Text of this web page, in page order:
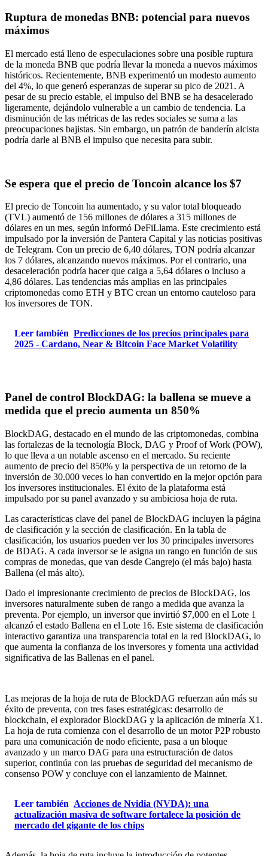
Ruptura de monedas BNB: potencial para nuevos
máximos
El mercado está lleno de especulaciones sobre una posible ruptura
de la moneda BNB que podría llevar la moneda a nuevos máximos
históricos. Recientemente, BNB experimentó un modesto aumento
del 4%, lo que generó esperanzas de superar su pico de 2021. A
pesar de su precio estable, el impulso del BNB se ha desacelerado
ligeramente, dejándolo vulnerable a un cambio de tendencia. La
disminución de las métricas de las redes sociales se suma a las
preocupaciones bajistas. Sin embargo, un patrón de banderín alcista
podría darle al BNB el impulso que necesita para subir.
Se espera que el precio de Toncoin alcance los $7
El precio de Toncoin ha aumentado, y su valor total bloqueado
(TVL) aumentó de 156 millones de dólares a 315 millones de
dólares en un mes, según informó DeFiLlama. Este crecimiento está
impulsado por la inversión de Pantera Capital y las noticias positivas
de Telegram. Con un precio de 6,40 dólares, TON podría alcanzar
los 7 dólares, alcanzando nuevos máximos. Por el contrario, una
desaceleración podría hacer que caiga a 5,64 dólares o incluso a
4,86 ​​dólares. Las tendencias más amplias en las principales
criptomonedas como ETH y BTC crean un entorno cauteloso para
los inversores de TON.
Leer también Predicciones de los precios principales para
2025 - Cardano, Near & Bitcoin Face Market Volatility
Panel de control BlockDAG: la ballena se mueve a
medida que el precio aumenta un 850%
BlockDAG, destacado en el mundo de las criptomonedas, combina
las fortalezas de la tecnología Block, DAG y Proof of Work (POW),
lo que lleva a un notable ascenso en el mercado. Su reciente
aumento de precio del 850% y la perspectiva de un retorno de la
inversión de 30.000 veces lo han convertido en la mejor opción para
los inversores institucionales. El éxito de la plataforma está
impulsado por su panel avanzado y su ambiciosa hoja de ruta.
Las características clave del panel de BlockDAG incluyen la página
de clasificación y la sección de clasificación. En la tabla de
clasificación, los usuarios pueden ver los 30 principales inversores
de BDAG. A cada inversor se le asigna un rango en función de sus
compras de monedas, que van desde Cangrejo (el más bajo) hasta
Ballena (el más alto).
Dado el impresionante crecimiento de precios de BlockDAG, los
inversores naturalmente suben de rango a medida que avanza la
preventa. Por ejemplo, un inversor que invirtió $7,000 en el Lote 1
alcanzó el estado Ballena en el Lote 16. Este sistema de clasificación
interactivo garantiza una transparencia total en la red BlockDAG, lo
que aumenta la confianza de los inversores y fomenta una actividad
significativa de las Ballenas en el panel.
Las mejoras de la hoja de ruta de BlockDAG refuerzan aún más su
éxito de preventa, con tres fases estratégicas: desarrollo de
blockchain, el explorador BlockDAG y la aplicación de minería X1.
La hoja de ruta comienza con el desarrollo de un motor P2P robusto
para una comunicación de nodo eficiente, pasa a un bloque
avanzado y un marco DAG para una estructuración de datos
superior, continúa con las pruebas de seguridad del mecanismo de
consenso POW y concluye con el lanzamiento de Mainnet.
Leer también Acciones de Nvidia (NVDA): una
actualización masiva de software fortalece la posición de
mercado del gigante de los chips